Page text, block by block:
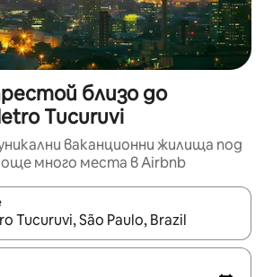
близо до
Tucuruvi
ваканционни жилища под
много места в Airbnb
се покажат, използвайте